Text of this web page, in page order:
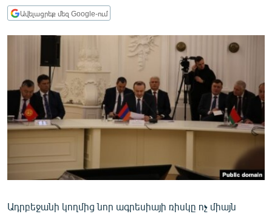
ՏՆՏԵՍՈՒԹՅՈՒՆ
ՂԱՐԱԲԱՂ
ՊԱՏԵՐԱԶՄԻ 6 ՇԱԲԱԹՆԵՐԸ
ՏԱՐԱԾԱՇՐՋԱՆ
ՄԻՋԱԶԳԱՅԻՆ
ՄՇԱԿՈՒՅԹ
ՍՊՈՐՏ
ՄԵԿՆԱԲԱՆՈՒԹՅՈՒՆ
ԿՈՐՈՆԱՎԻՐՈՒՍ
Ավելացրեք մեզ Google-ում
Ադրբեջանի կողմից նոր ագրեսիայի ռիսկը ոչ միայն